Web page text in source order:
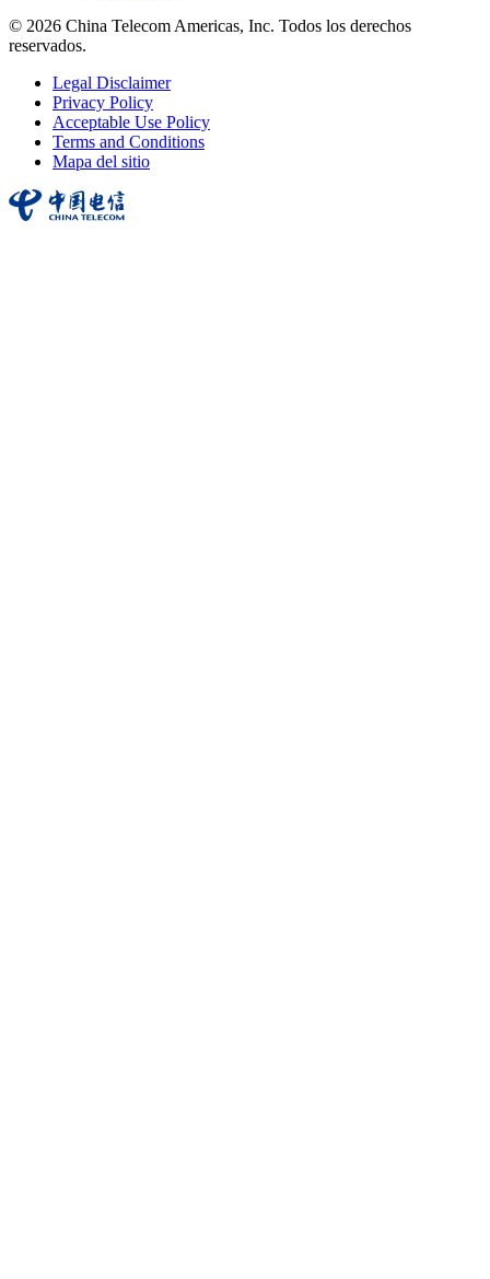
© 2026 China Telecom Americas, Inc. Todos los derechos
reservados.
Legal Disclaimer
Privacy Policy
Acceptable Use Policy
Terms and Conditions
Mapa del sitio